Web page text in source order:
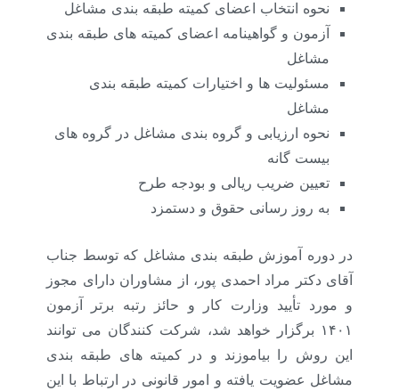
نحوه انتخاب اعضای کمیته طبقه بندی مشاغل
آزمون و گواهینامه اعضای کمیته های طبقه بندی
مشاغل
مسئولیت ها و اختیارات کمیته طبقه بندی
مشاغل
نحوه ارزیابی و گروه بندی مشاغل در گروه های
بیست گانه
تعیین ضریب ریالی و بودجه طرح
به روز رسانی حقوق و دستمزد
در دوره آموزش طبقه بندی مشاغل که توسط جناب
آقای دکتر مراد احمدی پور، از مشاوران دارای مجوز
و مورد تأیید وزارت کار و حائز رتبه برتر آزمون
۱۴۰۱ برگزار خواهد شد، شرکت کنندگان می توانند
این روش را بیاموزند و در کمیته های طبقه بندی
مشاغل عضویت یافته و امور قانونی در ارتباط با این